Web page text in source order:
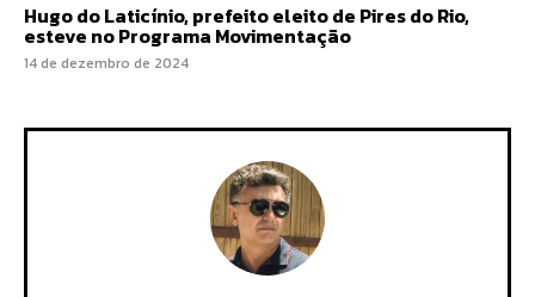
Hugo do Laticínio, prefeito eleito de Pires do Rio,
esteve no Programa Movimentação
14 de dezembro de 2024